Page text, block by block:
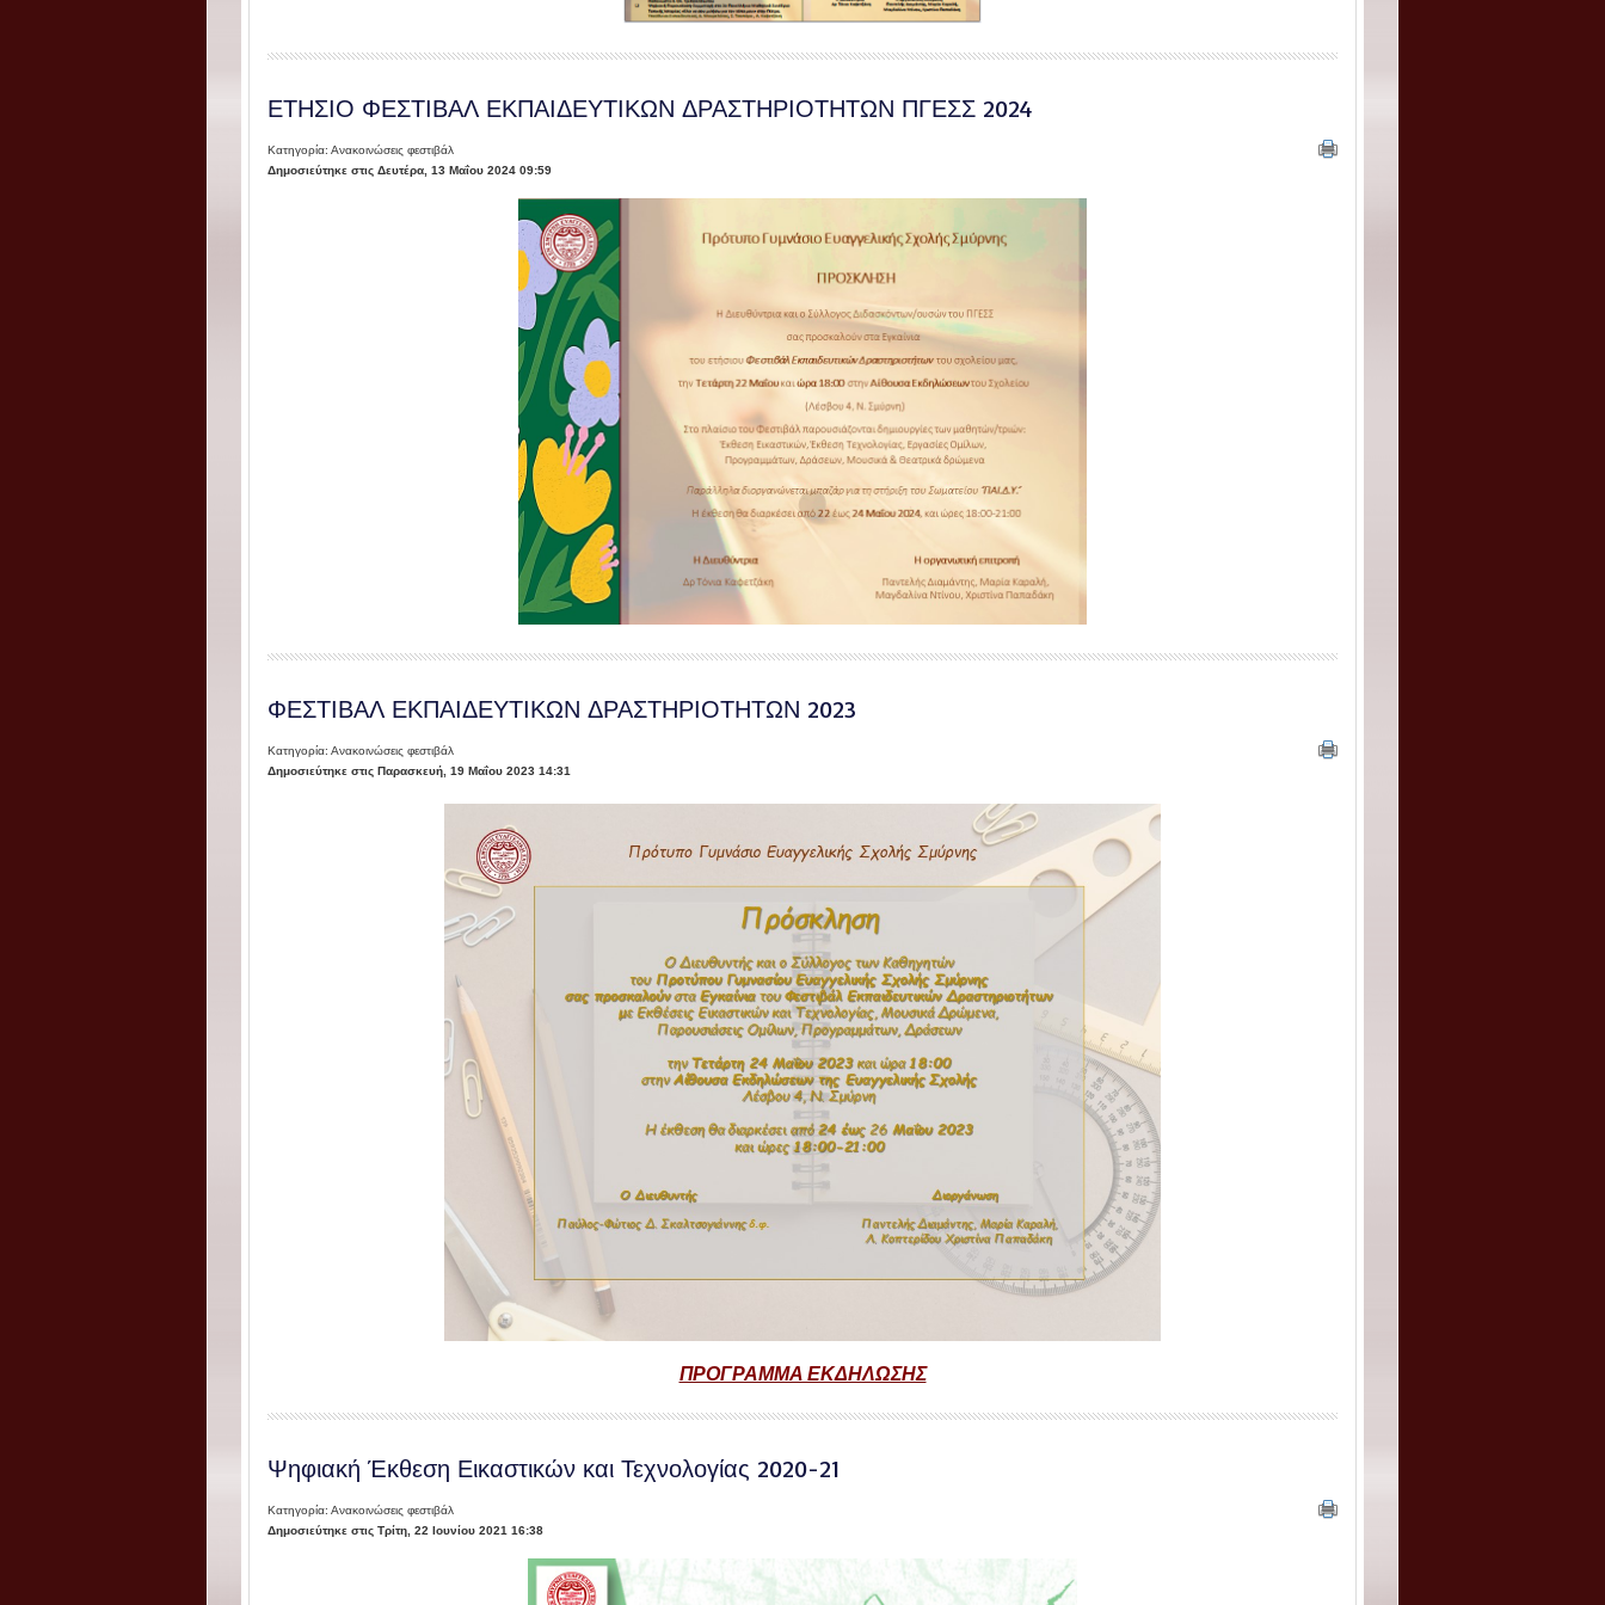
ΕΤΗΣΙΟ ΦΕΣΤΙΒΑΛ ΕΚΠΑΙΔΕΥΤΙΚΩΝ ΔΡΑΣΤΗΡΙΟΤΗΤΩΝ ΠΓΕΣΣ 2024
Κατηγορία: Ανακοινώσεις φεστιβάλ
Δημοσιεύτηκε στις Δευτέρα, 13 Μαΐου 2024 09:59
ΦΕΣΤΙΒΑΛ ΕΚΠΑΙΔΕΥΤΙΚΩΝ ΔΡΑΣΤΗΡΙΟΤΗΤΩΝ 2023
Κατηγορία: Ανακοινώσεις φεστιβάλ
Δημοσιεύτηκε στις Παρασκευή, 19 Μαΐου 2023 14:31
ΠΡΟΓΡΑΜΜΑ ΕΚΔΗΛΩΣΗΣ
Ψηφιακή Έκθεση Εικαστικών και Τεχνολογίας 2020-21
Κατηγορία: Ανακοινώσεις φεστιβάλ
Δημοσιεύτηκε στις Τρίτη, 22 Ιουνίου 2021 16:38